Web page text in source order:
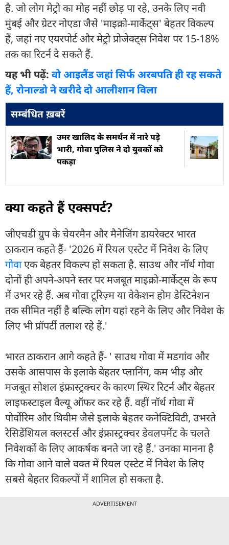
है. जो लोग मेट्रो का मोह नहीं छोड़ पा रहे, उनके लिए नवी
मुंबई और ग्रेटर नोएडा जैसे 'माइक्रो-मार्केट्स' बेहतर विकल्प
हैं, जहां नए एयरपोर्ट और मेट्रो प्रोजेक्ट्स निवेश पर 15-18%
तक का रिटर्न दे सकते हैं.
यह भी पढ़ें: वो आइलैंड जहां सिर्फ अरबपति ही रह सकते
हैं, रोनाल्डो ने खरीदे दो आलीशान विला
सम्बंधित ख़बरें
उमर खालिद के समर्थन में नारे पड़े
भारी, गोवा पुलिस ने दो युवकों को
पकड़ा
क्या कहते हैं एक्सपर्ट?
जीएचडी ग्रुप के चेयरमैन और मैनेजिंग डायरेक्टर भारत
ठाकरान कहते हैं- '2026 में रियल एस्टेट में निवेश के लिए
गोवाएक बेहतर विकल्प हो सकता है. साउथ और नॉर्थ गोवा
दोनों ही अपने-अपने स्तर पर मजबूत माइक्रो-मार्केट्स के रूप
में उभर रहे हैं. अब गोवा टूरिज़्म या वेकेशन होम डेस्टिनेशन
तक सीमित नहीं है बल्कि लोग यहां रहने के लिए और निवेश के
लिए भी प्रॉपर्टी तलाश रहे हैं.'
भारत ठाकरान आगे कहते हैं- ' साउथ गोवा में मडगांव और
उसके आसपास के इलाके बेहतर प्लानिंग, कम भीड़ और
मजबूत सोशल इंफ्रास्ट्रक्चर के कारण स्थिर रिटर्न और बेहतर
लाइफस्टाइल वैल्यू ऑफर कर रहे हैं. वहीं नॉर्थ गोवा में
पोर्वोरिम और थिवीम जैसे इलाके बेहतर कनेक्टिविटी, उभरते
रेसिडेंशियल क्लस्टर्स और इंफ्रास्ट्रक्चर डेवलपमेंट के चलते
निवेशकों के लिए आकर्षक बनते जा रहे हैं.' उनका मानना है
कि गोवा आने वाले वक्त में रियल एस्टेट में निवेश के लिए
सबसे बेहतर विकल्पों में शामिल हो सकता है.
ADVERTISEMENT